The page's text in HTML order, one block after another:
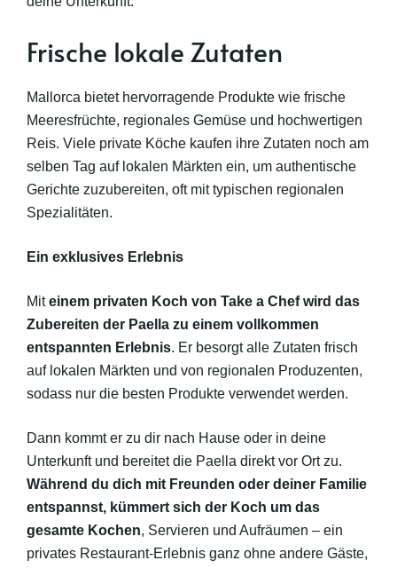
Frische lokale Zutaten
Mallorca bietet hervorragende Produkte wie frische
Meeresfrüchte, regionales Gemüse und hochwertigen
Reis. Viele private Köche kaufen ihre Zutaten noch am
selben Tag auf lokalen Märkten ein, um authentische
Gerichte zuzubereiten, oft mit typischen regionalen
Spezialitäten.
Ein exklusives Erlebnis
Miteinem privaten Koch von Take a Chef wird das
Zubereiten der Paella zu einem vollkommen
entspannten Erlebnis. Er besorgt alle Zutaten frisch
auf lokalen Märkten und von regionalen Produzenten,
sodass nur die besten Produkte verwendet werden.
Dann kommt er zu dir nach Hause oder in deine
Unterkunft und bereitet die Paella direkt vor Ort zu.
Während du dich mit Freunden oder deiner Familie
entspannst, kümmert sich der Koch um das
gesamte Kochen, Servieren und Aufräumen – ein
privates Restaurant-Erlebnis ganz ohne andere Gäste,